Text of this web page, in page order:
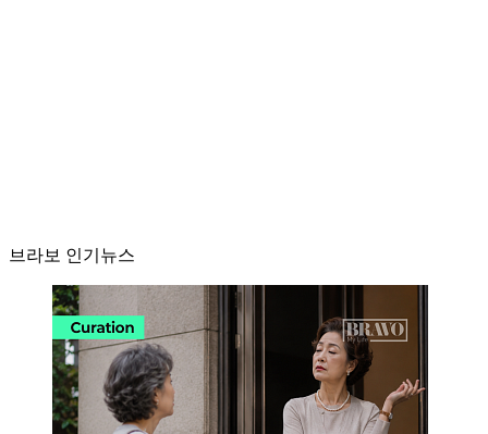
브라보 인기뉴스